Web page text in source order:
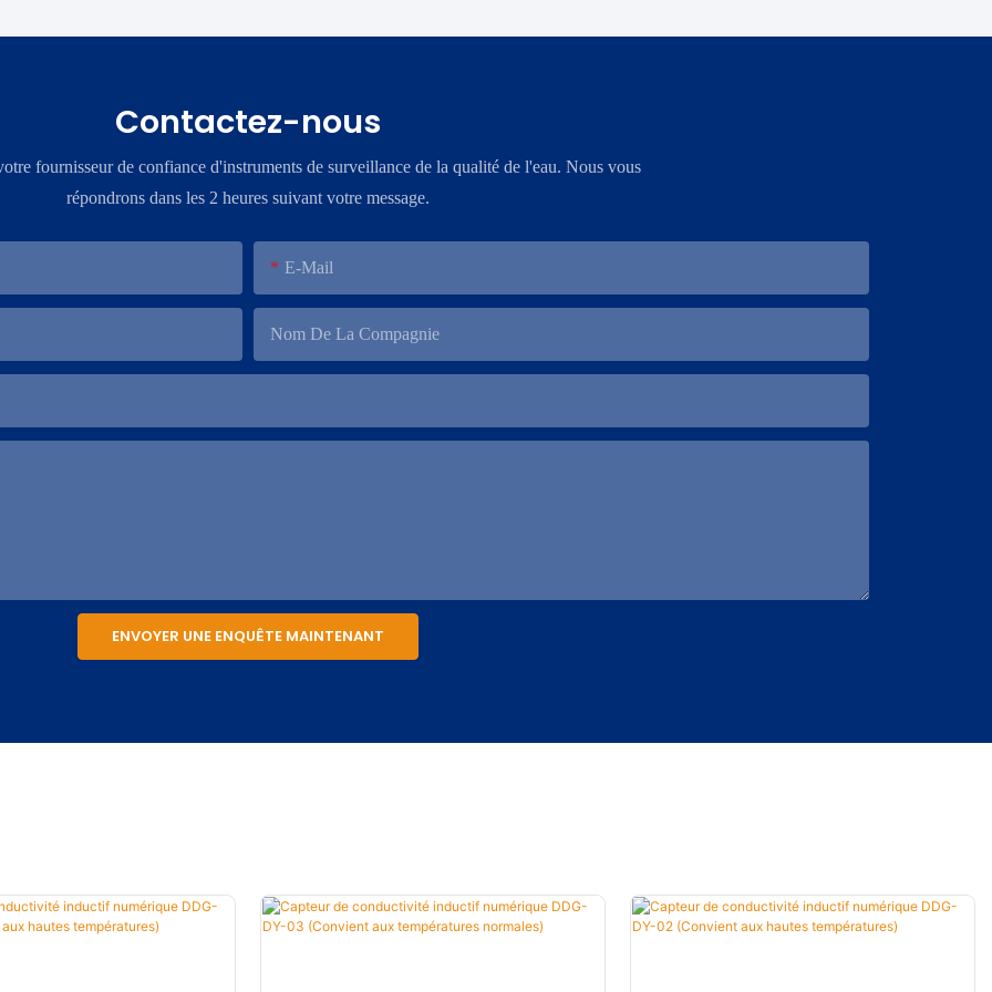
Contactez-nous
fournisseur de confiance d'instruments de surveillance de la qualité de l'eau. Nous vous
répondrons dans les 2 heures suivant votre message.
E-Mail
Nom De La Compagnie
ENVOYER UNE ENQUÊTE MAINTENANT